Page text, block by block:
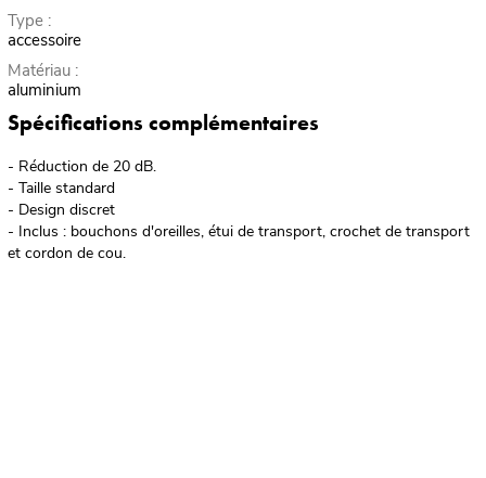
Type :
accessoire
Matériau :
aluminium
Spécifications complémentaires
- Réduction de 20 dB.
- Taille standard
- Design discret
- Inclus : bouchons d'oreilles, étui de transport, crochet de transport
et cordon de cou.